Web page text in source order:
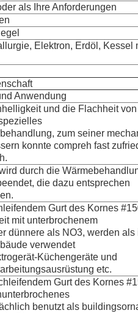
als Ihre Anforderungen
Elektron, Erdöl, Kessel
Anwendung
und die Flachheit
zum seiner
konnte compreh fast
durch die
die dazu entsprechen
Gurt des Kornes
mit unterbrochenem
dünnere als NO3, werden
verwendet
Küchengeräte und
etc.
Gurt des Kornes
benutzt als